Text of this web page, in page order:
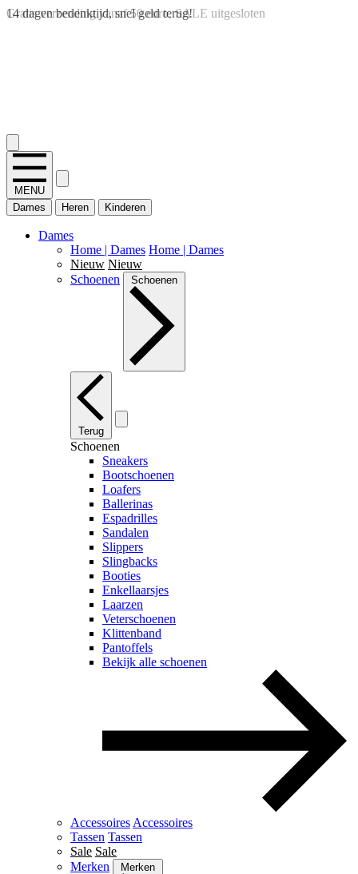
14 dagen bedenktijd, snel geld terug!
MENU
Dames
Heren Kinderen
Dames
Home | Dames Home | Dames
Nieuw Nieuw
Schoenen
Schoenen
Terug
Schoenen
Sneakers
Bootschoenen
Loafers
Ballerinas
Espadrilles
Sandalen
Slippers
Slingbacks
Booties
Enkellaarsjes
Laarzen
Veterschoenen
Klittenband
Pantoffels
Bekijk alle schoenen
Accessoires Accessoires
Tassen Tassen
Sale Sale
Merken
Merken